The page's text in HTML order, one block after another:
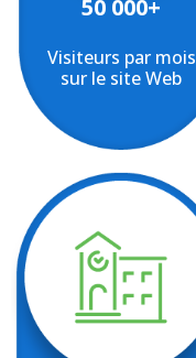
50 000+
Visiteurs par mois
sur le site Web